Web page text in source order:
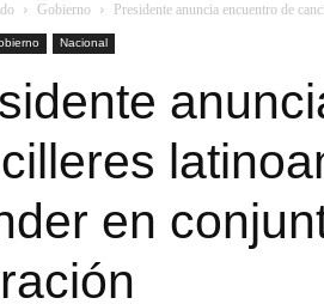
Gobierno Presidente anuncia encuentro de
Nacional
en